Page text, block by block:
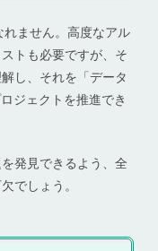
ません。高度なアル
トも必要ですが、そ
し、それを「データ
ジェクトを推進でき
発見できるよう、全
でしょう。